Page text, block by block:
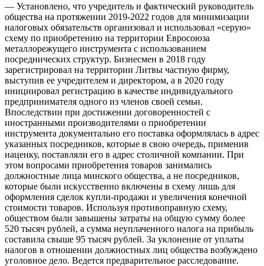
— Установлено, что учредитель и фактический руководитель
общества на протяжении 2019-2022 годов для минимизации
налоговых обязательств организовал и использовал «серую»
схему по приобретению на территории Евросоюза
металлорежущего инструмента с использованием
посреднических структур. Бизнесмен в 2018 году
зарегистрировал на территории Литвы частную фирму,
выступив ее учредителем и директором, а в 2020 году
инициировал регистрацию в качестве индивидуального
предпринимателя одного из членов своей семьи.
Впоследствии при достижении договоренностей с
иностранными производителями о приобретении
инструмента документально его поставка оформлялась в адрес
указанных посредников, которые в свою очередь, применив
наценку, поставляли его в адрес столичной компании. При
этом вопросами приобретения товаров занимались
должностные лица минского общества, а не посредников,
которые были искусственно включены в схему лишь для
оформления сделок купли-продажи и увеличения конечной
стоимости товаров. Используя противоправную схему,
обществом были завышены затраты на общую сумму более
520 тысяч рублей, а сумма неуплаченного налога на прибыль
составила свыше 95 тысяч рублей. За уклонение от уплаты
налогов в отношении должностных лиц общества возбуждено
уголовное дело. Ведется предварительное расследование.